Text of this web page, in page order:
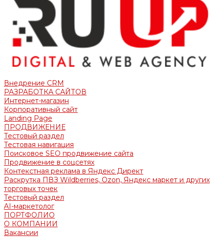
Внедрение CRM
РАЗРАБОТКА САЙТОВ
Интернет-магазин
Корпоративный сайт
Landing Page
ПРОДВИЖЕНИЕ
Тестовый раздел
Тестовая навигация
Поисковое SEO продвижение сайта
Продвижение в соцсетях
Контекстная реклама в Яндекс Директ
Раскрутка ПВЗ Wildberries, Ozon, Яндекс маркет и других
торговых точек
Тестовый раздел
AI-маркетолог
ПОРТФОЛИО
О КОМПАНИИ
Вакансии